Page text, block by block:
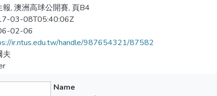
報, 澳洲高球公開賽, 頁B4
03-08T05:40:06Z
02-06
ir.ntus.edu.tw/handle/987654321/87582
夫
Name